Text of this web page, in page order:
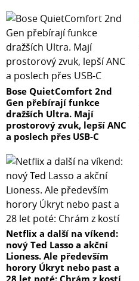
Bose QuietComfort 2nd
Gen přebírají funkce
dražších Ultra. Mají
prostorový zvuk, lepší ANC
a poslech přes USB-C
Netflix a další na víkend:
nový Ted Lasso a akční
Lioness. Ale především
horory Úkryt nebo past a